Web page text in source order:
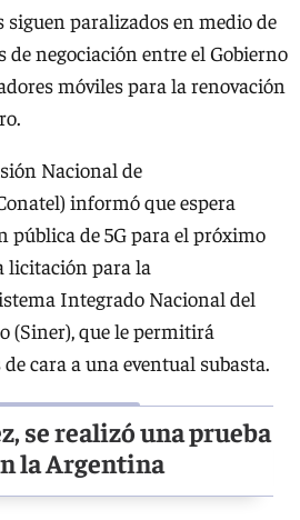
siguen paralizados en medio de
de negociación entre el Gobierno
móviles para la renovación
Nacional de
informó que espera
pública de 5G para el próximo
licitación para la
Integrado Nacional del
(Siner), que le permitirá
cara a una eventual subasta.
se realizó una prueba
la Argentina